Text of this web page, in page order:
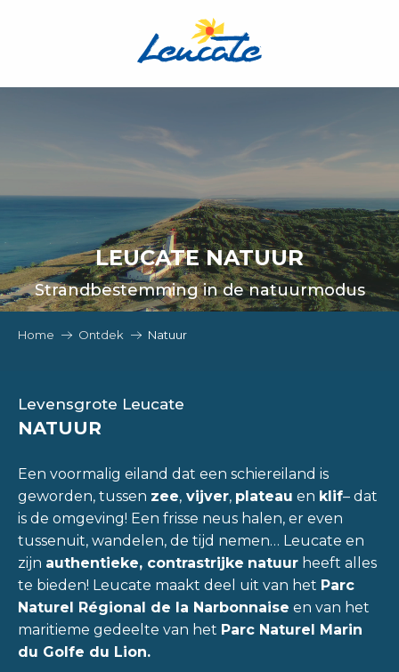
LEUCATE NATUUR
Strandbestemming in de natuurmodus
Home Ontdek Natuur
Levensgrote Leucate
NATUUR
Een voormalig eiland dat een schiereiland is
geworden, tussen zee, vijver, plateau en klif– dat
is de omgeving! Een frisse neus halen, er even
tussenuit, wandelen, de tijd nemen… Leucate en
zijn authentieke, contrastrijke natuur heeft alles
te bieden! Leucate maakt deel uit van het Parc
Naturel Régional de la Narbonnaise en van het
maritieme gedeelte van het Parc Naturel Marin
du Golfe du Lion.